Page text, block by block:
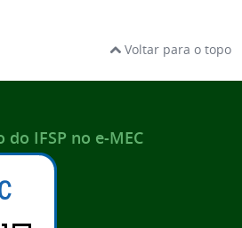
Voltar para o topo
IFSP no e-MEC